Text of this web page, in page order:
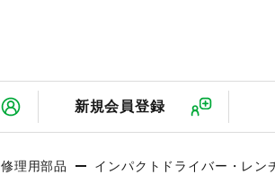
新規会員登録
修理用部品 インパクトドライバー・レ